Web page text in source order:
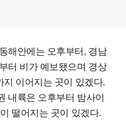
해안에는 오후부터, 경남
터 비가 예보됐으며 경상
이어지는 곳이 있겠다.
내륙은 오후부터 밤사이
떨어지는 곳이 있겠다.